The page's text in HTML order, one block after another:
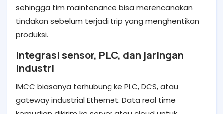
sehingga tim maintenance bisa merencanakan
tindakan sebelum terjadi trip yang menghentikan
produksi.
Integrasi sensor, PLC, dan jaringan
industri
IMCC biasanya terhubung ke PLC, DCS, atau
gateway industrial Ethernet. Data real time